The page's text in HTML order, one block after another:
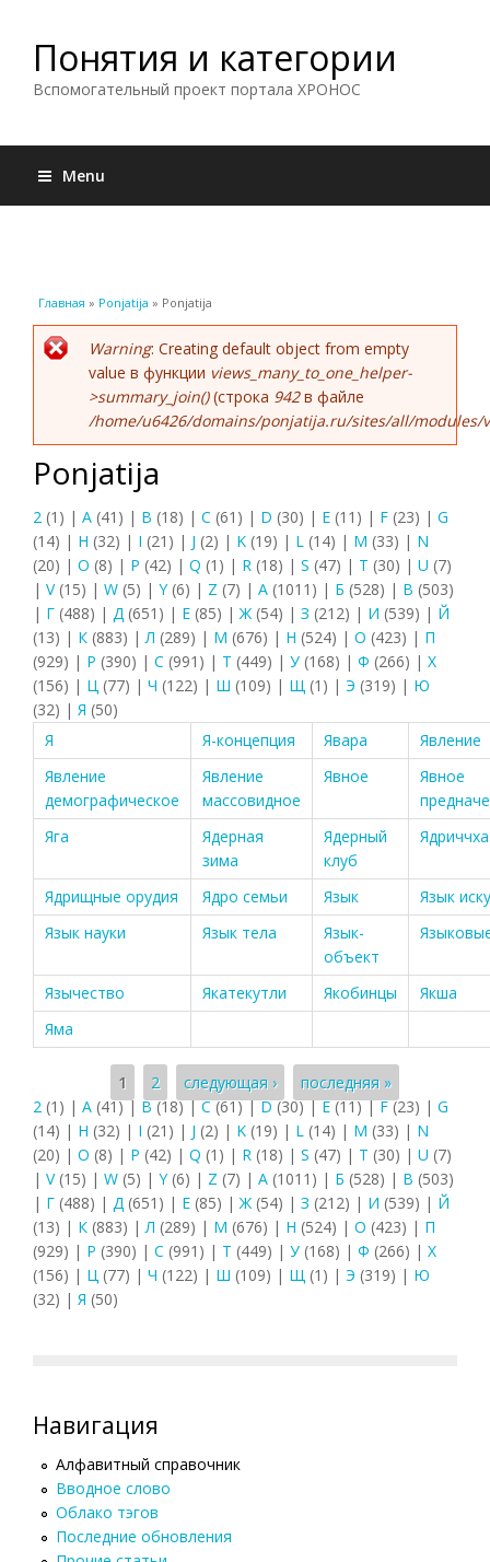
Понятия и категории
Вспомогательный проект портала ХРОНОС
Menu
Вы здесь
Главная » Ponjatija » Ponjatija
Сообщение об ошибке
Warning: Creating default object from empty
value в функции views_many_to_one_helper-
>summary_join()(строка 942в файле
/home/u6426/domains/ponjatija.ru/sites/all/modules/
Ponjatija
2 (1) | A (41) | B (18) | C (61) | D (30) | E (11) | F (23) | G
(14) | H (32) | I (21) | J (2) | K (19) | L (14) | M (33) | N
(20) | O (8) | P (42) | Q (1) | R (18) | S (47) | T (30) | U (7)
| V(15) | W (5) | Y(6) | Z (7) | А (1011) | Б (528) | В (503)
| Г (488) | Д (651) | Е (85) | Ж (54) | З (212) | И (539) | Й
(13) | К (883) | Л (289) | М (676) | Н (524) | О (423) | П
(929) | Р (390) | С (991) | Т (449) | У (168) | Ф (266) | Х
(156) | Ц (77) | Ч (122) | Ш (109) | Щ (1) | Э (319) | Ю
(32) | Я (50)
Я
Я-концепция Явара
Явление
Явление
демографическое
Явление
массовидное
Явное
Явное
Яга
Ядерная
зима
Ядерный
клуб
Ядрищные орудия Ядро семьи Язык
Язык
Язык науки
Язык тела
Язык-
объект
Язычество Якатекутли Якобинцы
Якша
Яма
Страницы
1 2 следующая ›
последняя »
2 (1) | A (41)| B(18)|C(61)|D(30)|E(11)|F(23) | G
(14) | H (32) | I (21) | J (2) | K (19) | L (14) | M (33) | N
(20) | O (8) | P (42) | Q (1) | R (18) | S (47) | T (30) | U (7)
| V(15) | W (5) | Y(6) | Z (7) | А (1011) | Б (528) | В (503)
| Г (488) | Д (651) | Е (85) | Ж (54) | З (212) | И (539) | Й
(13) | К (883) | Л (289) | М (676) | Н (524) | О (423) | П
(929) | Р (390) | С (991) | Т (449) | У (168) | Ф (266) | Х
(156) | Ц (77) | Ч (122) | Ш (109) | Щ (1) | Э (319) | Ю
(32) | Я (50)
Навигация
Алфавитный справочник
Вводное слово
Облако тэгов
Последние обновления